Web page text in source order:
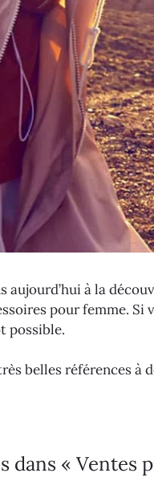
aujourd’hui à la
pour femme.
possible.
belles références
dans « Ventes